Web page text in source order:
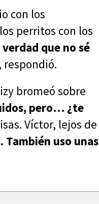
con los
perritos con los
verdad que no sé
respondió.
bromeó sobre
pero… ¿te
Víctor, lejos de
También uso unas